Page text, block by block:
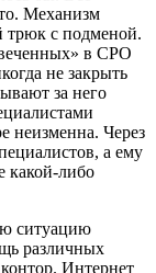
Механизм
трюк с подменой.
в СРО
не закрыть
за него
неизменна. Через
а ему
какой-либо
ситуацию
различных
Интернет